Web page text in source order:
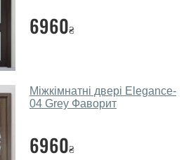
6960₴
Міжкімнатні двері Elegance-
04 Grey Фаворит
6960₴